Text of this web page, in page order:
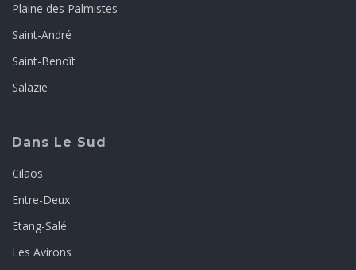
Plaine des Palmistes
Saint-André
Saint-Benoît
Salazie
Dans Le Sud
Cilaos
Entre-Deux
Etang-Salé
Les Avirons